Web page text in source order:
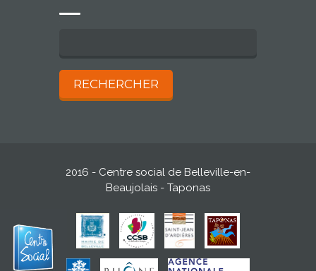
2016 - Centre social de Belleville-en-
Beaujolais - Taponas